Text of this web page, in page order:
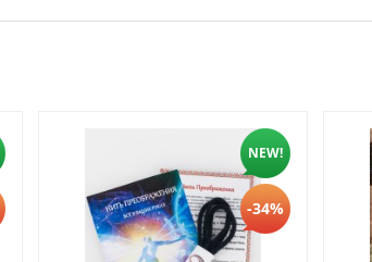
NEW!
-34%